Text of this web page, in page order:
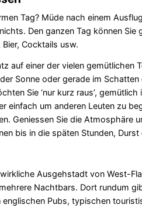
Tag? Müde nach einem
Den ganzen Tag können Sie
Cocktails usw.
auf einer der vielen gemütlichen
Sonne oder gerade im Schatten
Sie ‘nur kurz raus’, gemütlich
einfach um anderen Leuten zu
Geniessen Sie die Atmosphäre
bis in die späten Stunden,
Ausgehstadt von West-
Nachtbars. Dort rundum
Pubs, typischen